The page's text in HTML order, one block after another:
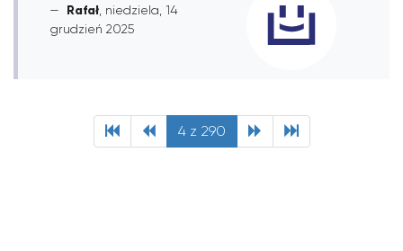
Rafał , niedziela, 14
grudzień 2025
4 z 290